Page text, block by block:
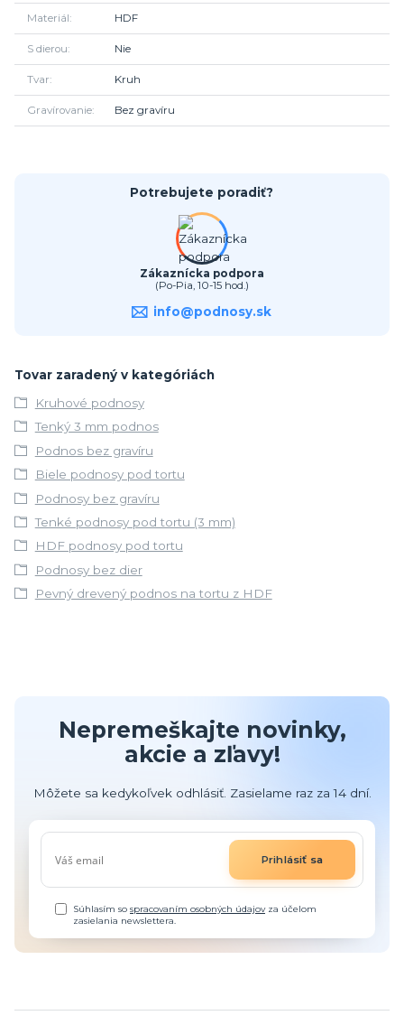
Materiál HDF
S dierou Nie
Tvar Kruh
Gravírovanie Bez gravíru
Potrebujete poradiť?
Zákaznícka podpora
(Po-Pia, 10-15 hod.)
info@podnosy.sk
Tovar zaradený v kategóriách
Kruhové podnosy
Tenký 3 mm podnos
Podnos bez gravíru
Biele podnosy pod tortu
Podnosy bez gravíru
Tenké podnosy pod tortu (3 mm)
HDF podnosy pod tortu
Podnosy bez dier
Pevný drevený podnos na tortu z HDF
Nepremeškajte novinky,
akcie a zľavy!
Môžete sa kedykoľvek odhlásiť. Zasielame raz za 14 dní.
Prihlásiť sa
Súhlasím sospracovaním osobných údajovza účelom
zasielania newslettera.